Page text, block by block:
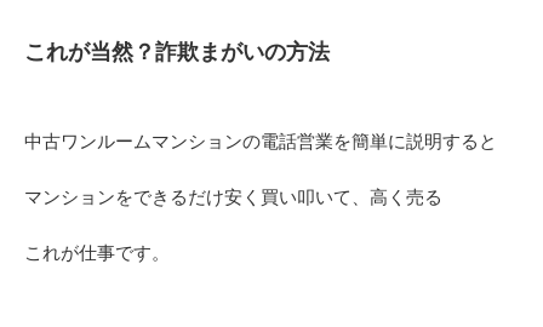
これが当然？詐欺まがいの方法
中古ワンルームマンションの電話営業を簡単に説明すると
マンションをできるだけ安く買い叩いて、高く売る
これが仕事です。